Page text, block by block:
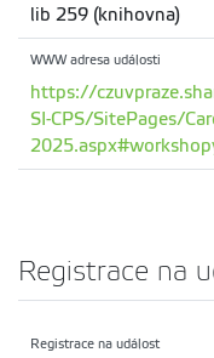
lib 259 (knihovna)
WWW adresa události
https://
SI-CPS/SitePages/
Registrace na
Registrace na událost